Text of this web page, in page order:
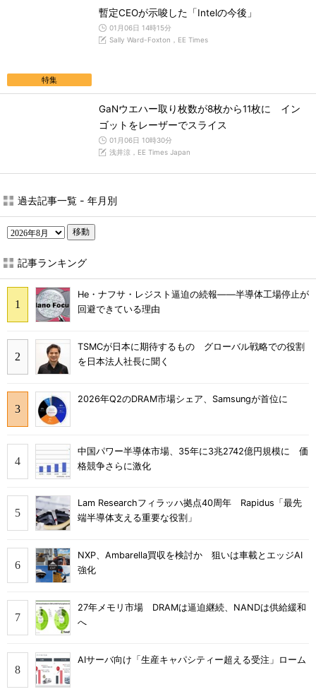
特集
暫定CEOが示唆した「Intelの今後」
01月06日 14時15分
Sally Ward-Foxton，EE Times
GaNウエハー取り枚数が8枚から11枚に イン
ゴットをレーザーでスライス
01月06日 10時30分
浅井涼，EE Times Japan
過去記事一覧 - 年月別
移動
記事ランキング
He・ナフサ・レジスト逼迫の続報――半導体工場停止が
回避できている理由
TSMCが日本に期待するもの グローバル戦略での役割
を日本法人社長に聞く
2026年Q2のDRAM市場シェア、Samsungが首位に
中国パワー半導体市場、35年に3兆2742億円規模に 価
格競争さらに激化
Lam Researchフィラッハ拠点40周年 Rapidus「最先
端半導体支える重要な役割」
NXP、Ambarella買収を検討か 狙いは車載とエッジAI
強化
27年メモリ市場 DRAMは逼迫継続、NANDは供給緩和
へ
AIサーバ向け「生産キャパシティー超える受注」ローム